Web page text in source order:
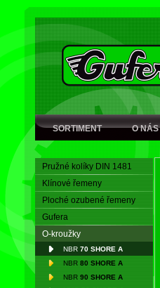
SORTIMENT O NÁS
Pružné kolíky DIN 1481
Klínové řemeny
Ploché ozubené řemeny
Gufera
O-kroužky
NBR 70 SHORE A
NBR 80 SHORE A
NBR 90 SHORE A